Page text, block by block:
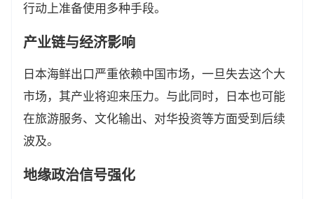
行动上准备使用多种手段。
产业链与经济影响
日本海鲜出口严重依赖中国市场，一旦失去这个大
市场，其产业将迎来压力。与此同时，日本也可能
在旅游服务、文化输出、对华投资等方面受到后续
波及。
地缘政治信号强化